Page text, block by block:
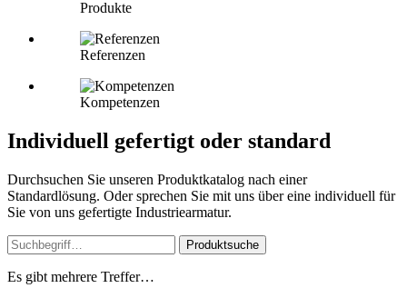
Produkte
Referenzen
Kompetenzen
Individuell gefertigt oder standard
Durchsuchen Sie unseren Produktkatalog nach einer
Standardlösung. Oder sprechen Sie mit uns über eine individuell für
Sie von uns gefertigte Industriearmatur.
Produktsuche
Es gibt mehrere Treffer…